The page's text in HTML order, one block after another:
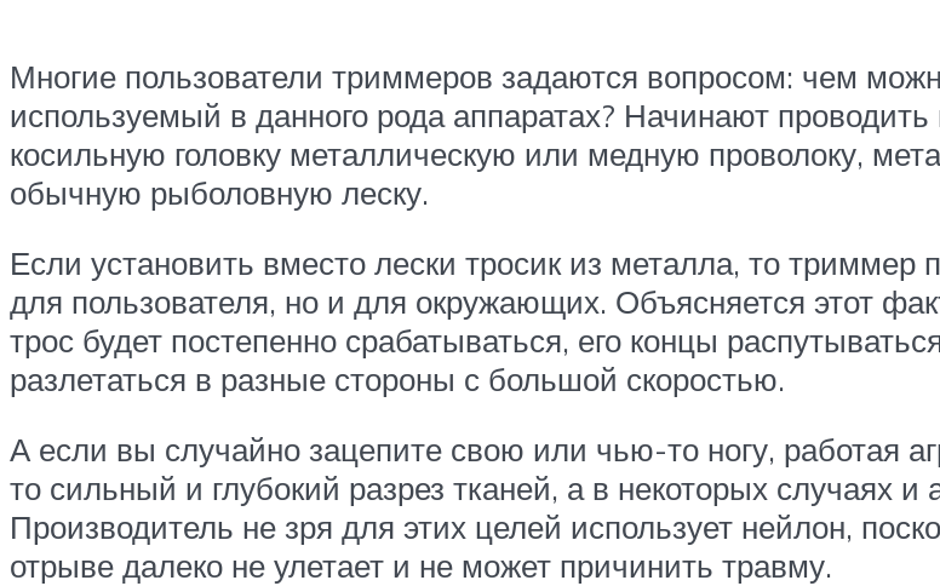
Многие пользователи триммеров задаются вопросом: чем
используемый в данного рода аппаратах? Начинают
косильную головку металлическую или медную проволоку,
обычную рыболовную леску.
Если установить вместо лески тросик из металла, то триммер
для пользователя, но и для окружающих. Объясняется этот
трос будет постепенно срабатываться, его концы
разлетаться в разные стороны с большой скоростью.
А если вы случайно зацепите свою или чью-то ногу, работая
то сильный и глубокий разрез тканей, а в некоторых случаях
Производитель не зря для этих целей использует нейлон,
отрыве далеко не улетает и не может причинить травму.